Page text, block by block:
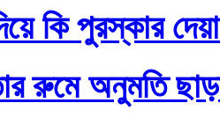
কি পুরস্কার
রুমে অনুমতি